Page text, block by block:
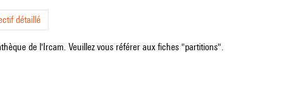
détaillé
de l'Ircam. Veuillez vous référer aux fiches "partitions".